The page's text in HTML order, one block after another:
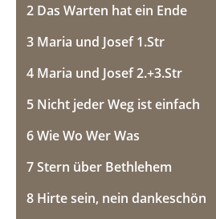
a
2 Das Warten hat ein Ende
3 Maria und Josef 1.Str
4 Maria und Josef 2.+3.Str
5 Nicht jeder Weg ist einfach
6 Wie Wo Wer Was
7 Stern über Bethlehem
8 Hirte sein, nein dankeschön